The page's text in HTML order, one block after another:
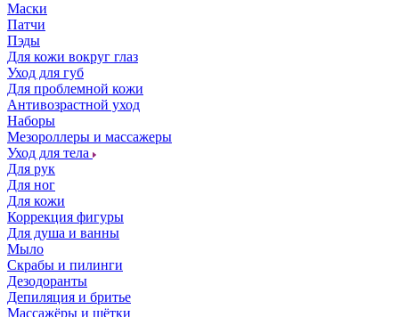
Маски
Патчи
Пэды
Для кожи вокруг глаз
Уход для губ
Для проблемной кожи
Антивозрастной уход
Наборы
Мезороллеры и массажеры
Уход для тела
Для рук
Для ног
Для кожи
Коррекция фигуры
Для душа и ванны
Мыло
Скрабы и пилинги
Дезодоранты
Депиляция и бритье
Массажёры и щётки